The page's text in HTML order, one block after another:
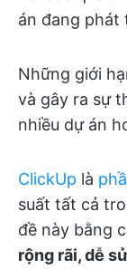
án đang phát
Những giới
và gây ra sự
nhiều dự án
ClickUp là
suất tất cả
đề này bằng
rộng rãi, dễ